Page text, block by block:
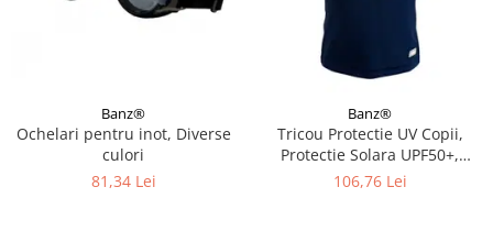
Banz®
Ochelari pentru inot, Diverse
culori
81,34 Lei
Banz®
Tricou Protectie UV Copii,
Protectie Solara UPF50+,
Turttle, Diverse marimi
106,76 Lei